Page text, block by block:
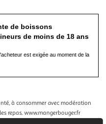
de boissons
de moins de 18 ans
est exigée au moment de la
à consommer avec modération
repas. www.mangerbouger.fr